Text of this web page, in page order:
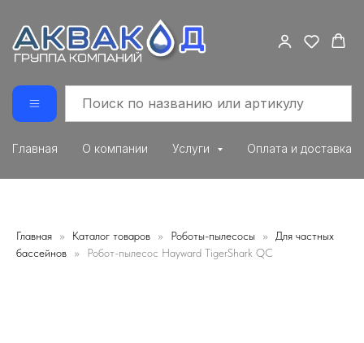
Главная О компании Услуги Оплата и доставка
Главная Каталог товаров Роботы-пылесосы
Для частных
бассейнов
Робот-пылесос Hayward TigerShark QC